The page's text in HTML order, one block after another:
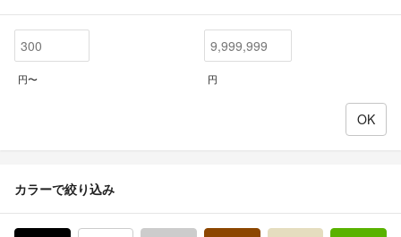
円〜 円
カラーで絞り込み